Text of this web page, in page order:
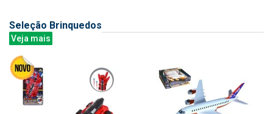
Seleção Brinquedos
Veja mais